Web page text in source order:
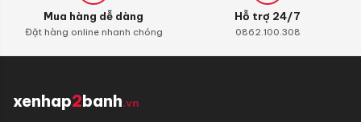
Mua hàng dễ dàng
Đặt hàng online nhanh chóng
Hỗ trợ 24/7
0862.100.308
xenhap2banh.vn